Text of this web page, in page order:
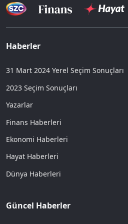
Haberler
31 Mart 2024 Yerel Seçim Sonuçları
2023 Seçim Sonuçları
Yazarlar
Finans Haberleri
Ekonomi Haberleri
Hayat Haberleri
Dünya Haberleri
Güncel Haberler